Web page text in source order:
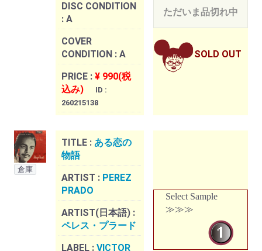
DISC CONDITION
: A
COVER
CONDITION : A
PRICE : ¥ 990(税
込み)
ID :
260215138
ただいま品切れ中
SOLD OUT
倉庫
TITLE : ある恋の
物語
ARTIST : PEREZ
PRADO
ARTIST(日本語) :
ペレス・プラード
LABEL : VICTOR
Select Sample
≫≫≫